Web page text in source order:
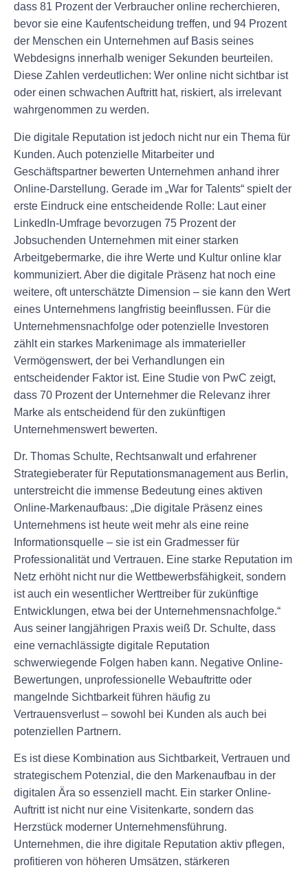
dass 81 Prozent der Verbraucher online recherchieren,
bevor sie eine Kaufentscheidung treffen, und 94 Prozent
der Menschen ein Unternehmen auf Basis seines
Webdesigns innerhalb weniger Sekunden beurteilen.
Diese Zahlen verdeutlichen: Wer online nicht sichtbar ist
oder einen schwachen Auftritt hat, riskiert, als irrelevant
wahrgenommen zu werden.
Die digitale Reputation ist jedoch nicht nur ein Thema für
Kunden. Auch potenzielle Mitarbeiter und
Geschäftspartner bewerten Unternehmen anhand ihrer
Online-Darstellung. Gerade im „War for Talents“ spielt der
erste Eindruck eine entscheidende Rolle: Laut einer
LinkedIn-Umfrage bevorzugen 75 Prozent der
Jobsuchenden Unternehmen mit einer starken
Arbeitgebermarke, die ihre Werte und Kultur online klar
kommuniziert. Aber die digitale Präsenz hat noch eine
weitere, oft unterschätzte Dimension – sie kann den Wert
eines Unternehmens langfristig beeinflussen. Für die
Unternehmensnachfolge oder potenzielle Investoren
zählt ein starkes Markenimage als immaterieller
Vermögenswert, der bei Verhandlungen ein
entscheidender Faktor ist. Eine Studie von PwC zeigt,
dass 70 Prozent der Unternehmer die Relevanz ihrer
Marke als entscheidend für den zukünftigen
Unternehmenswert bewerten.
Dr. Thomas Schulte, Rechtsanwalt und erfahrener
Strategieberater für Reputationsmanagement aus Berlin,
unterstreicht die immense Bedeutung eines aktiven
Online-Markenaufbaus: „Die digitale Präsenz eines
Unternehmens ist heute weit mehr als eine reine
Informationsquelle – sie ist ein Gradmesser für
Professionalität und Vertrauen. Eine starke Reputation im
Netz erhöht nicht nur die Wettbewerbsfähigkeit, sondern
ist auch ein wesentlicher Werttreiber für zukünftige
Entwicklungen, etwa bei der Unternehmensnachfolge.“
Aus seiner langjährigen Praxis weiß Dr. Schulte, dass
eine vernachlässigte digitale Reputation
schwerwiegende Folgen haben kann. Negative Online-
Bewertungen, unprofessionelle Webauftritte oder
mangelnde Sichtbarkeit führen häufig zu
Vertrauensverlust – sowohl bei Kunden als auch bei
potenziellen Partnern.
Es ist diese Kombination aus Sichtbarkeit, Vertrauen und
strategischem Potenzial, die den Markenaufbau in der
digitalen Ära so essenziell macht. Ein starker Online-
Auftritt ist nicht nur eine Visitenkarte, sondern das
Herzstück moderner Unternehmensführung.
Unternehmen, die ihre digitale Reputation aktiv pflegen,
profitieren von höheren Umsätzen, stärkeren